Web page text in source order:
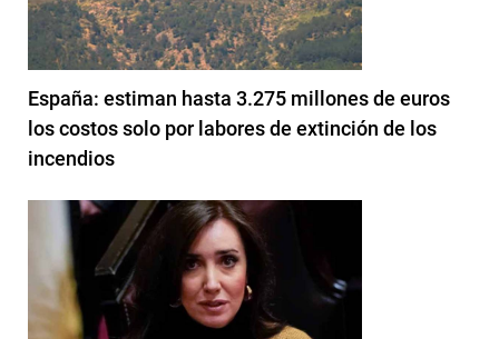
España: estiman hasta 3.275 millones de euros
los costos solo por labores de extinción de los
incendios